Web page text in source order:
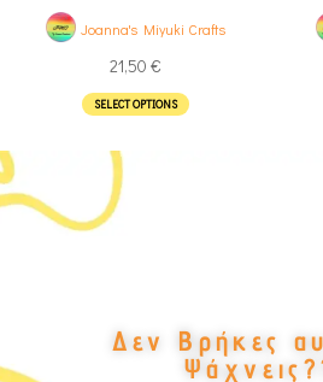
Joanna's Miyuki Crafts
21,50 €
SELECT OPTIONS
Δεν Βρήκες